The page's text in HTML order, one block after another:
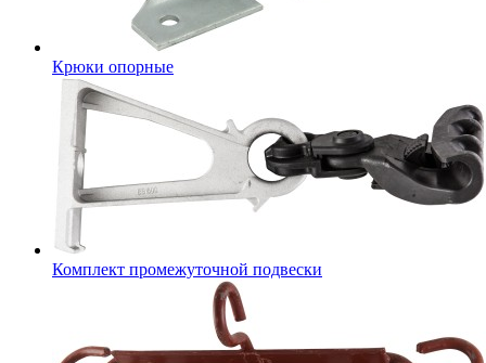
Крюки опорные
Комплект промежуточной подвески